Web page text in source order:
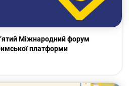
Міжнародний форум
платформи